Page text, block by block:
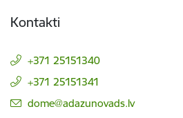
Kontakti
+371 25151340
+371 25151341
E-pasts:
dome@adazunovads.lv